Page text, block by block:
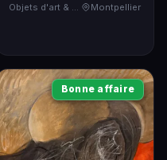
Montpellier
Bonne affaire